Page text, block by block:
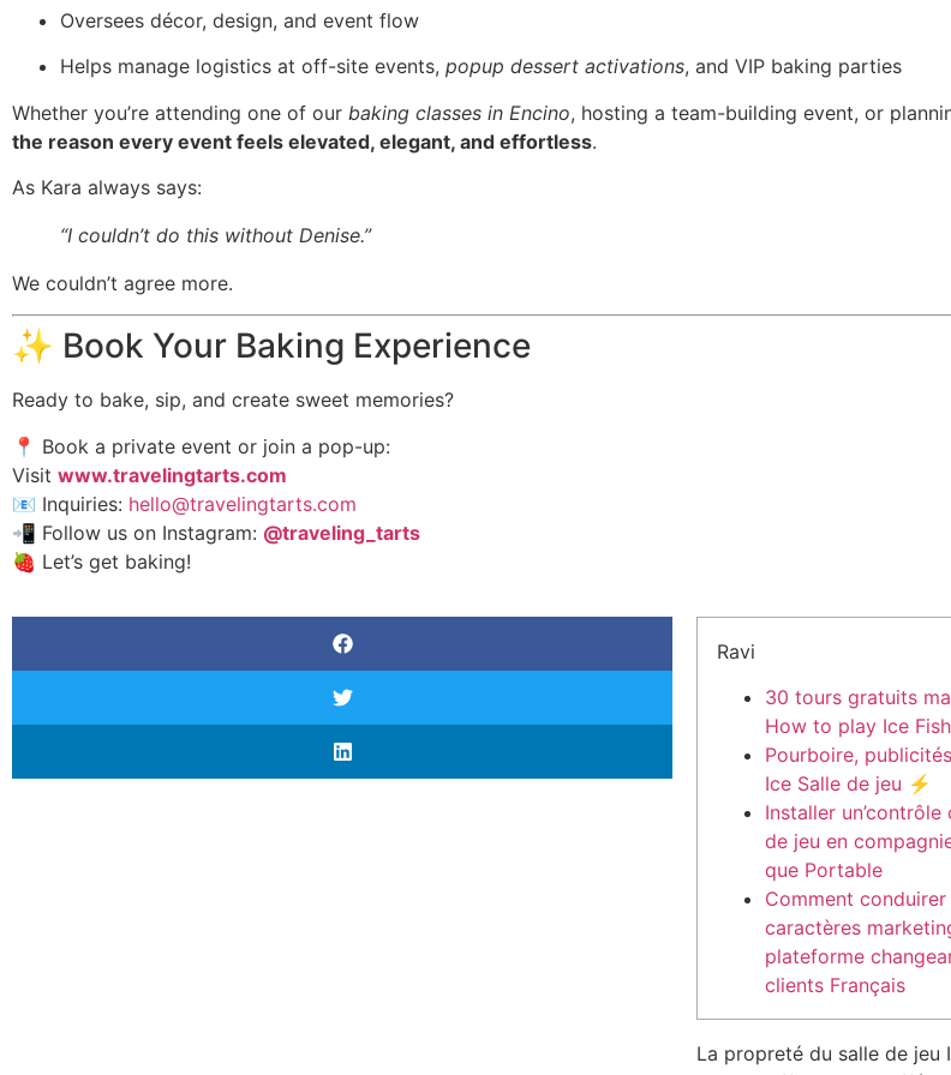
Oversees décor, design, and event flow
Helps manage logistics at off-site events, popup dessert activations, and VIP baking parties
Whether you’re attending one of our baking classes in Encino, hosting a team-building event, or
the reason every event feels elevated, elegant, and effortless.
As Kara always says:
“I couldn’t do this without Denise.”
We couldn’t agree more.
✨ Book Your Baking Experience
Ready to bake, sip, and create sweet memories?
📍 Book a private event or join a pop-up:
Visit www.travelingtarts.com
📧 Inquiries: hello@travelingtarts.com
📲 Follow us on Instagram: @traveling_tarts
🍓 Let’s get baking!
Ravi
30 tours gratuits
How to play Ice
Pourboire,
Ice Salle de jeu ⚡️
Installer
de jeu en
que Portable
Comment
caractères
plateforme
clients Français
La propreté du salle de